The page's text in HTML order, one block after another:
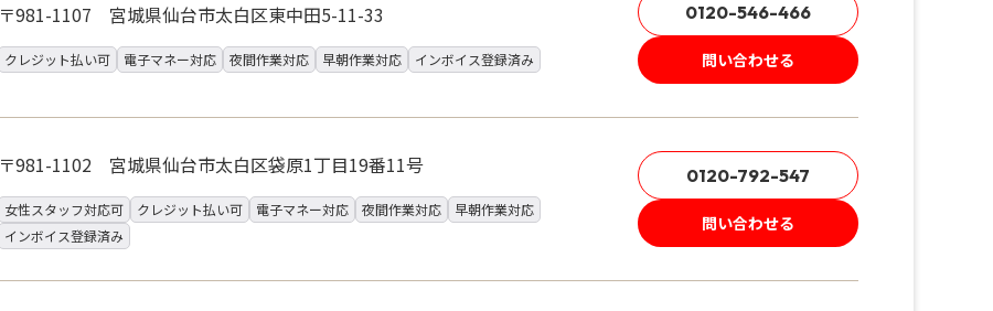
〒981-1107 宮城県仙台市太白区東中田5-11-33
クレジット払い可 電子マネー対応 夜間作業対応 早朝作業対応 インボイス登録済み
0120-546-466
問い合わせる
〒981-1102 宮城県仙台市太白区袋原1丁目19番11号
女性スタッフ対応可 クレジット払い可 電子マネー対応 夜間作業対応
早朝作業対応
インボイス登録済み
0120-792-547
問い合わせる